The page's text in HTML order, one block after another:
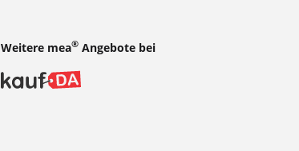
Weitere mea® Angebote bei